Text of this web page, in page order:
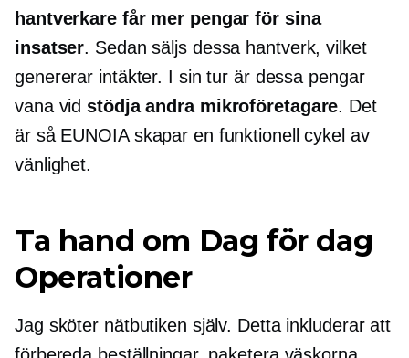
hantverkare får mer pengar för sina
insatser. Sedan säljs dessa hantverk, vilket
genererar intäkter. I sin tur är dessa pengar
vana vidstödja andra mikroföretagare. Det
är så EUNOIA skapar en funktionell cykel av
vänlighet.
Ta hand om Dag för dag
Operationer
Jag sköter nätbutiken själv. Detta inkluderar att